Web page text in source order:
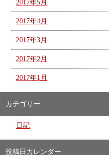
2017年5月
2017年4月
2017年3月
2017年2月
2017年1月
カテゴリー
日記
投稿日カレンダー